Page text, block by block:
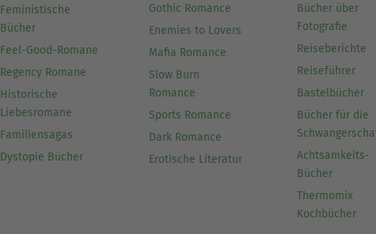
Feministische
Bücher
Feel-Good-Romane
Regency Romane
Historische
Liebesromane
Familiensagas
Dystopie Bücher
Gothic Romance
Enemies to Lovers
Mafia Romance
Slow Burn
Romance
Sports Romance
Dark Romance
Erotische Literatur
Bücher über
Fotografie
Reiseberichte
Reiseführer
Bastelbücher
Bücher für die
Achtsamkeits-
Bücher
Thermomix
Kochbücher